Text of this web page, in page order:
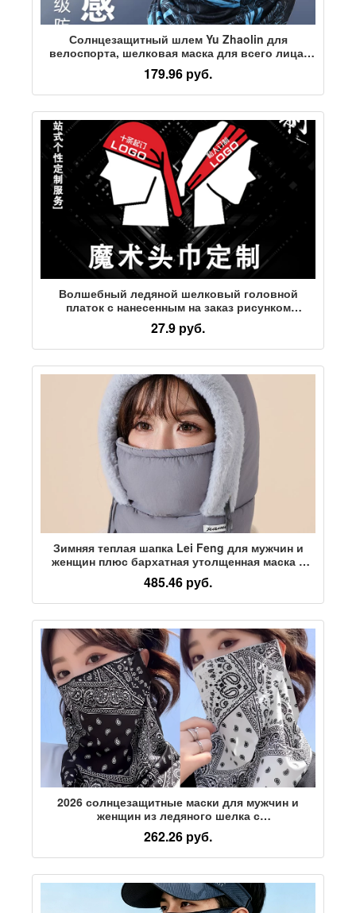
Солнцезащитный шлем Yu Zhaolin для
велоспорта, шелковая маска для всего лица,
мотоциклетная маска для мужчин и женщин,
весенне-летний открытый ветрозащитный
нагрудник
179.96 руб.
Волшебный ледяной шелковый головной
платок с нанесенным на заказ рисунком
логотипа на открытом воздухе
многофункциональный бесшовный нагрудник
для верховой езды, маска для лица, полотенце
27.9 руб.
Зимняя теплая шапка Lei Feng для мужчин и
женщин плюс бархатная утолщенная маска с
защитой от холода, нагрудник, цельная шапка,
ветрозащитная шапка для верховой езды,
артефакт
485.46 руб.
2026 солнцезащитные маски для мужчин и
женщин из ледяного шелка с
отвешивающимися ушами, нагрудник для
защиты шеи, летний солнцезащитный козырек,
маска для лица с цветком кешью, полотенце
262.26 руб.